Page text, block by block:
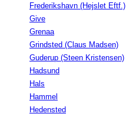
Frederikshavn (Hejslet Eftf.)
Give
Grenaa
Grindsted (Claus Madsen)
Guderup (Steen Kristensen)
Hadsund
Hals
Hammel
Hedensted